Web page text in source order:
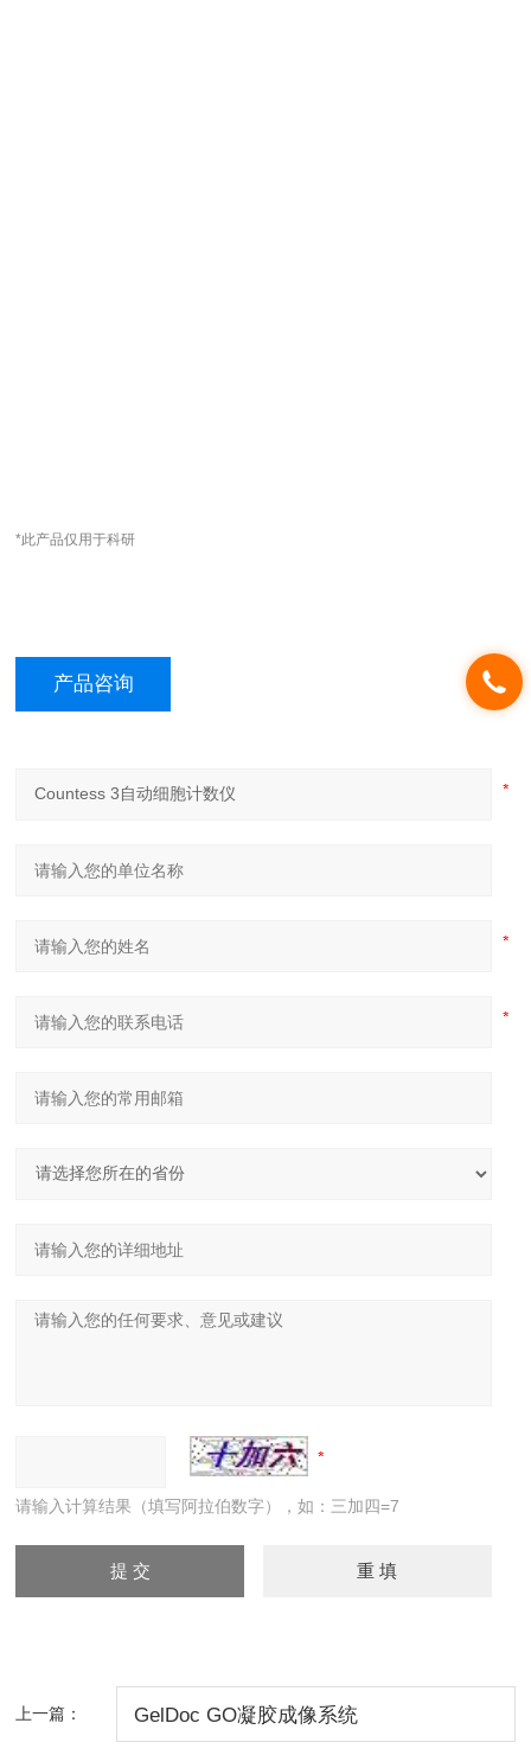
*此产品仅用于科研
产品咨询
请输入计算结果（填写阿拉伯数字），如：三加四=7
上一篇： GelDoc GO凝胶成像系统